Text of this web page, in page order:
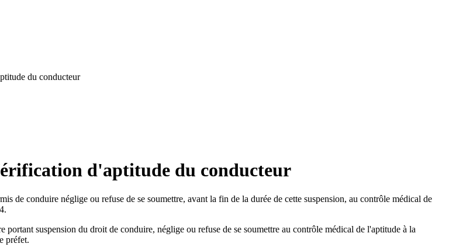
du conducteur
d'aptitude du conducteur
de conduire néglige ou refuse de se soumettre, avant la fin de la durée de cette suspension, au contrôle médical de
suspension du droit de conduire, néglige ou refuse de se soumettre au contrôle médical de l'aptitude à la
préfet.